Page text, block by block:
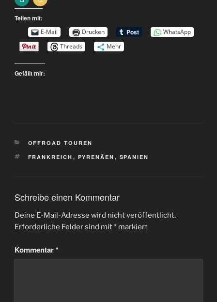
Teilen mit:
E-Mail Drucken
WhatsApp
Threads
Mehr
Gefällt mir:
KATEGORIEN
OFFROAD TOUREN
SCHLAGWÖRTER
FRANKREICH , PYRENÄEN , SPANIEN
Schreibe einen Kommentar
Deine E-Mail-Adresse wird nicht veröffentlicht.
Erforderliche Felder sind mit* markiert
Kommentar*